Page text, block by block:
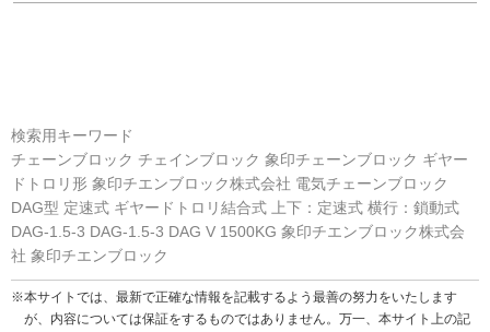
検索用キーワード
チェーンブロック チェインブロック 象印チェーンブロック ギヤー
ドトロリ形 象印チエンブロック株式会社 電気チェーンブロック
DAG型 定速式 ギヤードトロリ結合式 上下：定速式 横行：鎖動式
DAG-1.5-3 DAG-1.5-3 DAG V 1500KG 象印チエンブロック株式会
社 象印チエンブロック
※本サイトでは、最新で正確な情報を記載するよう最善の努力をいたします
が、内容については保証をするものではありません。万一、本サイト上の記